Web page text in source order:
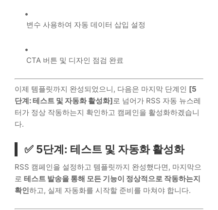
변수 사용하여 자동 데이터 삽입 설정
CTA 버튼 및 디자인 점검 완료
이제 템플릿까지 완성되었으니, 다음은 마지막 단계인 [5
단계: 테스트 및 자동화 활성화]로 넘어가 RSS 자동 뉴스레
터가 정상 작동하는지 확인하고 캠페인을 활성화하겠습니
다.
✅ 5단계: 테스트 및 자동화 활성화
RSS 캠페인을 설정하고 템플릿까지 완성했다면, 마지막으
로 테스트 발송을 통해 모든 기능이 정상적으로 작동하는지
확인하고, 실제 자동화를 시작할 준비를 마쳐야 합니다.